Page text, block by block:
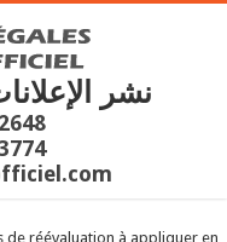
نشر
de réévaluation à appliquer en